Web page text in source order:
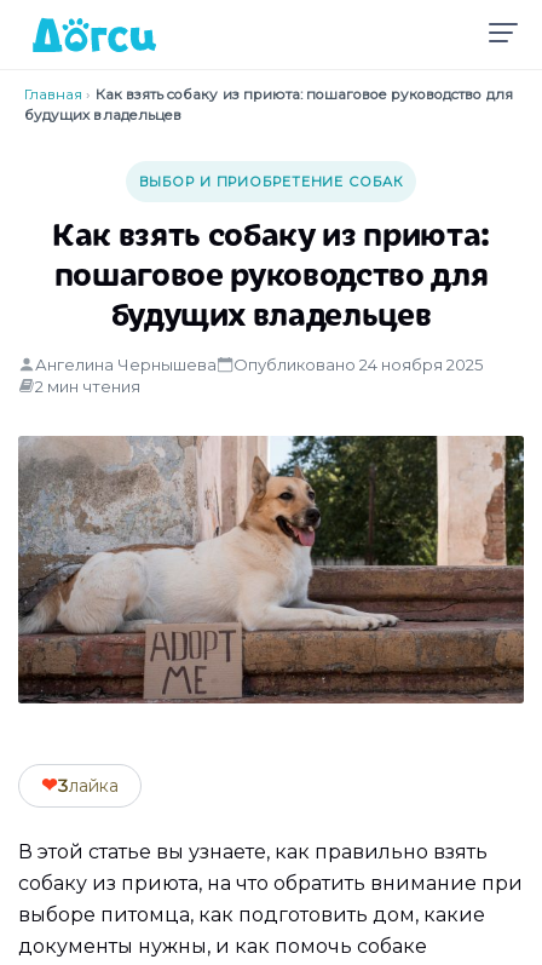
Главная › Как взять собаку из приюта: пошаговое руководство для
будущих владельцев
ВЫБОР И ПРИОБРЕТЕНИЕ СОБАК
Как взять собаку из приюта:
пошаговое руководство для
будущих владельцев
Ангелина Чернышева
Опубликовано 24 ноября 2025
2 мин чтения
❤3лайка
В этой статье вы узнаете, как правильно взять
собаку из приюта, на что обратить внимание при
выборе питомца, как подготовить дом, какие
документы нужны, и как помочь собаке